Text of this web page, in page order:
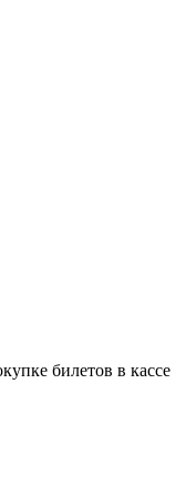
билетов в кассе